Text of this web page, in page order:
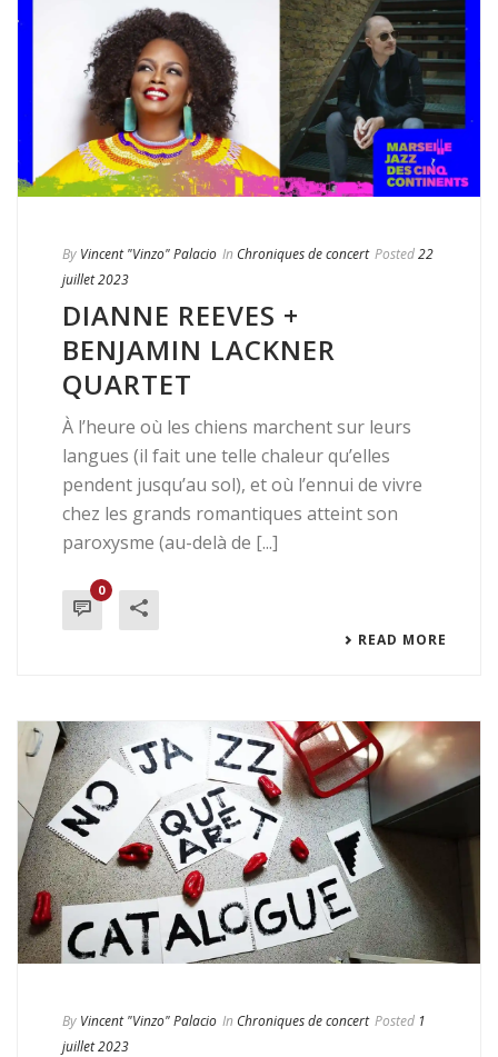
By Vincent "Vinzo" Palacio In Chroniques de concert Posted22
juillet 2023
DIANNE REEVES +
BENJAMIN LACKNER
QUARTET
À l’heure où les chiens marchent sur leurs
langues (il fait une telle chaleur qu’elles
pendent jusqu’au sol), et où l’ennui de vivre
chez les grands romantiques atteint son
paroxysme (au-delà de [...]
0
READ MORE
By Vincent "Vinzo" Palacio In Chroniques de concert Posted 1
juillet 2023